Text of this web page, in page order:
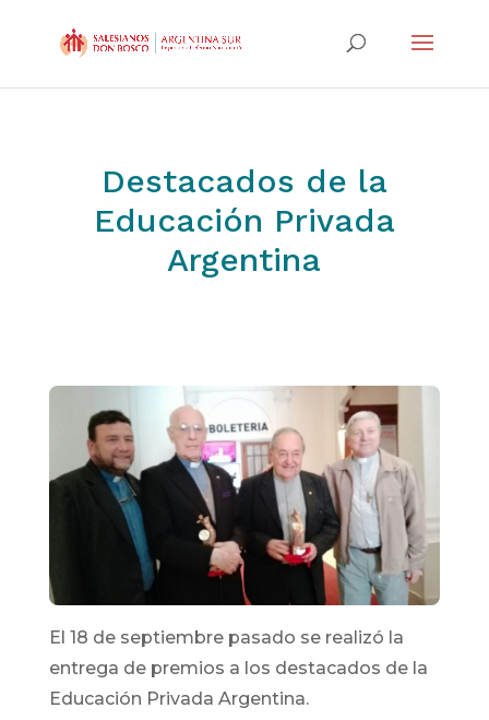
Destacados de la
Educación Privada
Argentina
El 18 de septiembre pasado se realizó la
entrega de premios a los destacados de la
Educación Privada Argentina.